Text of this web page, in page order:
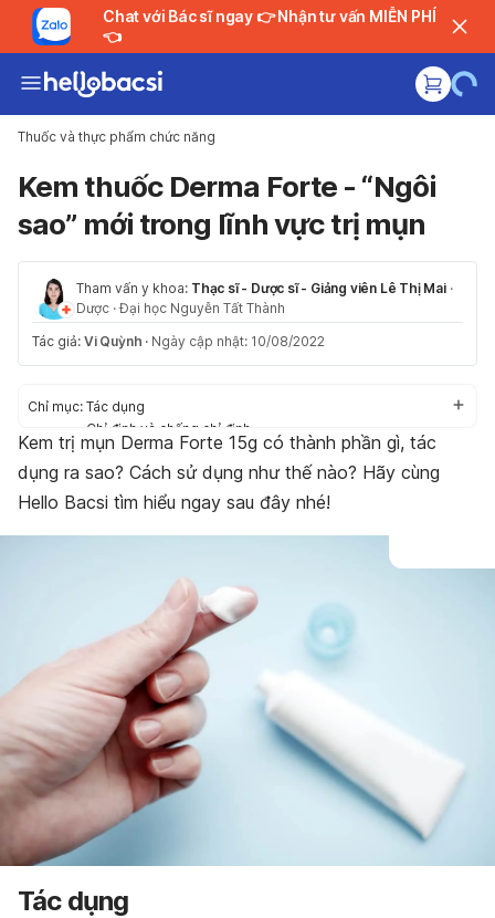
Chat với Bác sĩ ngay 👉 Nhận tư vấn MIỄN PHÍ
👈
Thuốc và thực phẩm chức năng
Kem thuốc Derma Forte - “Ngôi
sao” mới trong lĩnh vực trị mụn
Tham vấn y khoa: Thạc sĩ - Dược sĩ - Giảng viên Lê Thị Mai ·
Dược ·Đại học Nguyễn Tất Thành
Tác giả: Vi Quỳnh · Ngày cập nhật: 10/08/2022
Chỉ mục: Tác dụng
Chỉ định và chống chỉ định
Liều dùng
Cách dùng
Tác dụng phụ
Thận trọng/Cảnh báo
Tương tác thuốc
Kem trị mụn Derma Forte 15g có thành phần gì, tác
dụng ra sao? Cách sử dụng như thế nào? Hãy cùng
Hello Bacsi tìm hiểu ngay sau đây nhé!
Tác dụng